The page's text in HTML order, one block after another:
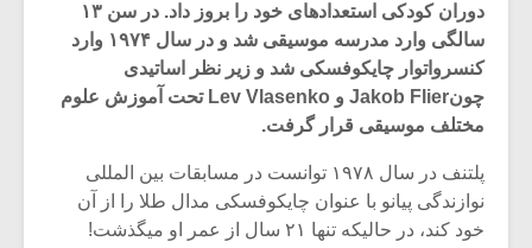
دوران کودکی استعدادهای خود را بروز داد. در سن ۱۳
سالگی وارد مدرسه موسیقی شد و در سال ۱۹۷۴ وارد
کنسرواتوار چایکوفسکی شد و زیر نظر اساتیدی
چونJakob Flier و Lev Vlasenko تحت آموزش علوم
مختلف موسیقی قرار گرفت.
پلتنف در سال ۱۹۷۸ توانست در مسابقات بین المللی
نوازندگی پیانو با عنوان چایکوفسکی مدال طلا را از آن
خود کند، در حالیکه تنها ۲۱ سال از عمر او میگذشت!
میکلوش روژا